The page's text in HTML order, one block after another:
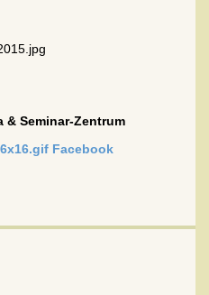
& Seminar-Zentrum
Facebook